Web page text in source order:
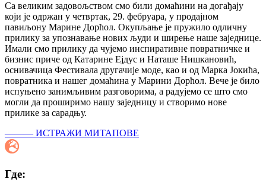
Са великим задовољством смо били домаћини на догађају
који је одржан у четвртак, 29. фебруара, у продајном
павиљону Марине Дорћол. Окупљање је пружило одличну
прилику за упознавање нових људи и ширење наше заједнице.
Имали смо прилику да чујемо инспиративне повратничке и
бизнис приче од Катарине Ејдус и Наташе Нишкановић,
оснивачица Фестивала другачије моде, као и од Марка Јокића,
повратника и нашег домаћина у Марини Дорћол. Вече је било
испуњено занимљивим разговорима, а радујемо се што смо
могли да проширимо нашу заједницу и створимо нове
прилике за сарадњу.
——— ИСТРАЖИ МИТАПОВЕ
Где: